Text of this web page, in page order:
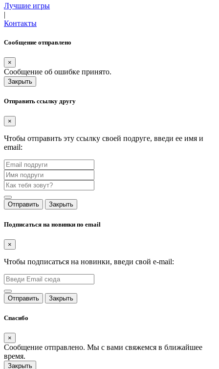
Лучшие игры
|
Контакты
Сообщение отправлено
×
Сообщение об ошибке принято.
Закрыть
Отправить ссылку другу
×
Чтобы отправить эту ссылку своей подруге, введи ее имя и
email:
Отправить Закрыть
Подписаться на новинки по email
×
Чтобы подписаться на новинки, введи свой e-mail:
Отправить Закрыть
Спасибо
×
Сообщение отправлено. Мы с вами свяжемся в ближайшее
время.
Закрыть